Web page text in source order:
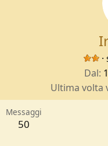
·
Dal
Ultima volta
Messaggi
50